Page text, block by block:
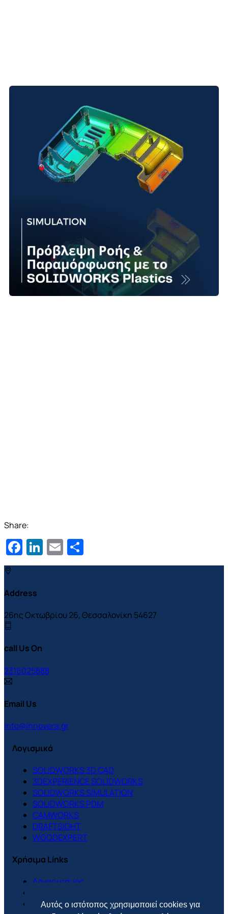
Share:
Facebook
LinkedIn
Email
Address
26ης Οκτωβρίου 26, Θεσσαλονίκη 54627
call Us On
2316025888
Email Us
info@innovera.gr
Λογισμικά
SOLIDWORKS 3D CAD
3DEXPERIENCE SOLIDWORKS
SOLIDWORKS SIMULATION
SOLIDWORKS PDM
CAMWORKS
DRAFTSIGHT
WOODEXPERT
Χρήσιμα Links
Λογαριασμός
Πολιτική Cookies
Αυτός ο ιστότοπος χρησιμοποιεί cookies για